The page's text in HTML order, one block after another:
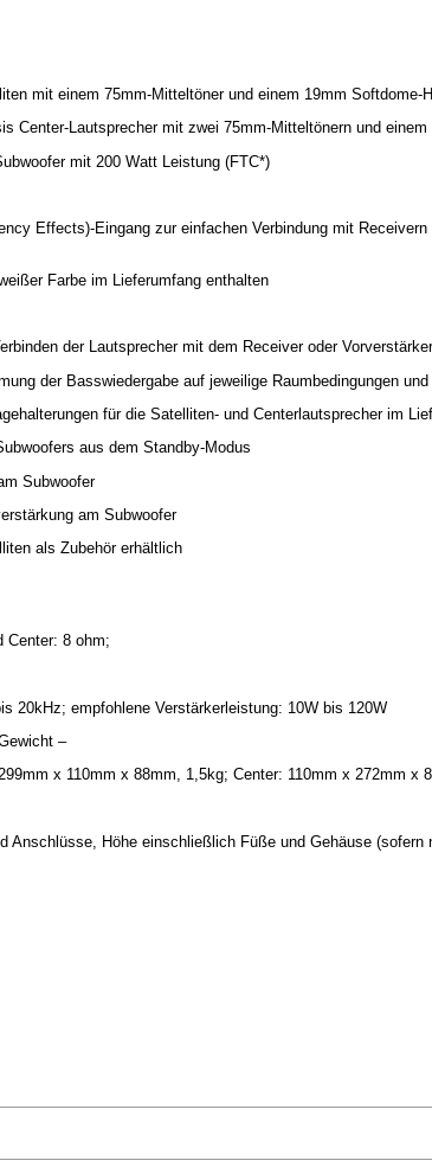
mit einem 75mm-Mitteltöner und einem 19mm Softdome-
Center-Lautsprecher mit zwei 75mm-Mitteltönern und
mit 200 Watt Leistung (FTC*)
Effects)-Eingang zur einfachen Verbindung mit
Farbe im Lieferumfang enthalten
der Lautsprecher mit dem Receiver oder
der Basswiedergabe auf jeweilige Raumbedingungen
für die Satelliten- und Centerlautsprecher im
aus dem Standby-Modus
Subwoofer
am Subwoofer
als Zubehör erhältlich
Center: 8 ohm;
20kHz; empfohlene Verstärkerleistung: 10W bis 120W
–
x 110mm x 88mm, 1,5kg; Center: 110mm x 272mm x
Anschlüsse, Höhe einschließlich Füße und Gehäuse (sofern